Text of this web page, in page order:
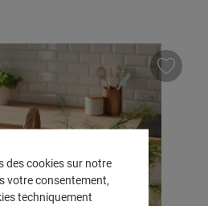
des cookies sur notre
votre consentement,
techniquement